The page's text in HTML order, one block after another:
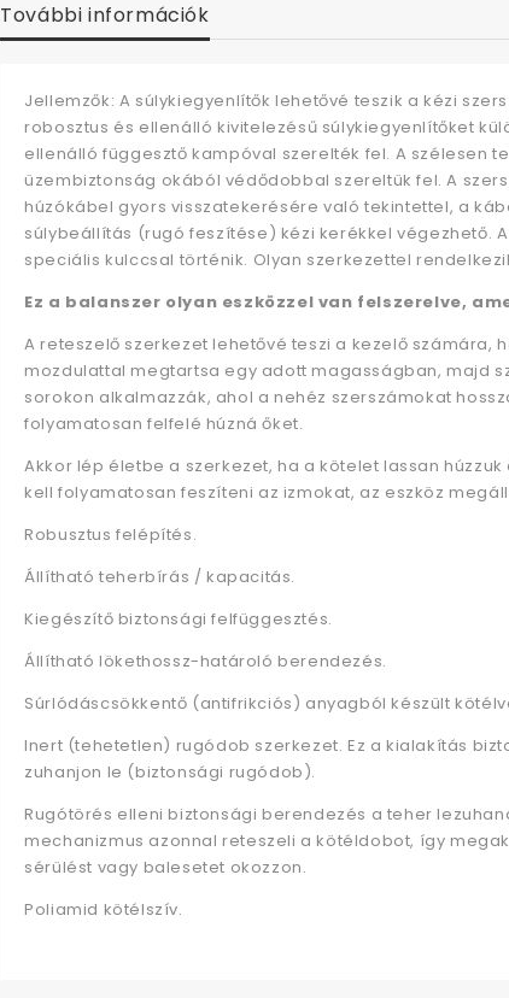
További információk
Jellemzők: A súlykiegyenlítők lehetővé teszik a kézi
robosztus és ellenálló kivitelezésű súlykiegyenlítőket
ellenálló függesztő kampóval szerelték fel. A szélesen
üzembiztonság okából védődobbal szereltük fel. A
húzókábel gyors visszatekerésére való tekintettel, a
súlybeállítás (rugó feszítése) kézi kerékkel végezhető.
speciális kulccsal történik. Olyan szerkezettel
Ez a balanszer olyan eszközzel van felszerelve,
A reteszelő szerkezet lehetővé teszi a kezelő
mozdulattal megtartsa egy adott magasságban, majd
sorokon alkalmazzák, ahol a nehéz szerszámokat
folyamatosan felfelé húzná őket.
Akkor lép életbe a szerkezet, ha a kötelet lassan
kell folyamatosan feszíteni az izmokat, az eszköz
Robusztus felépítés.
Állítható teherbírás / kapacitás.
Kiegészítő biztonsági felfüggesztés.
Állítható lökethossz-határoló berendezés.
Súrlódáscsökkentő (antifrikciós) anyagból készült
Inert (tehetetlen) rugódob szerkezet. Ez a kialakítás
zuhanjon le (biztonsági rugódob).
Rugótörés elleni biztonsági berendezés a teher
mechanizmus azonnal reteszeli a kötéldobot, így
sérülést vagy balesetet okozzon.
Poliamid kötélszív.